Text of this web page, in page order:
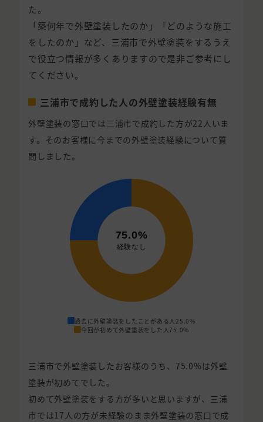
た。
「築何年で外壁塗装したのか」「どのような施工
をしたのか」など、三浦市で外壁塗装をするうえ
で役立つ情報が多くありますので是非ご参考にし
てください。
三浦市で成約した人の外壁塗装経験有無
外壁塗装の窓口では三浦市で成約した方が22人いま
す。そのお客様に今までの外壁塗装経験について質
問しました。
過去に外壁塗装をしたことがある人 25.0%
今回が初めて外壁塗装をした人 75.0%
三浦市で外壁塗装したお客様のうち、75.0%は外壁
塗装が初めてでした。
初めて外壁塗装をする方が多いと思いますが、三浦
市では17人の方が未経験のまま外壁塗装の窓口で成